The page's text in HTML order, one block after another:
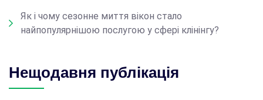
Як і чому сезонне миття вікон стало
найпопулярнішою послугою у сфері клінінгу?
Нещодавня публікація